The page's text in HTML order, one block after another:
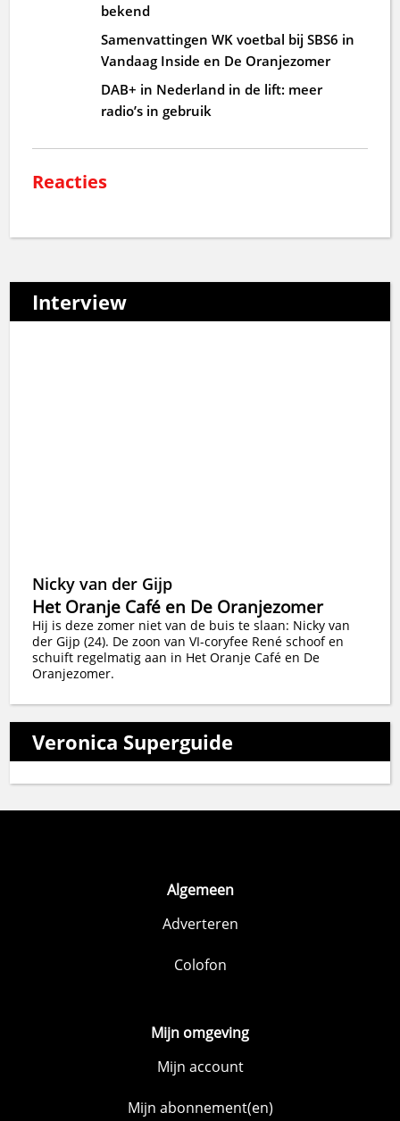
bekend
Samenvattingen WK voetbal bij SBS6 in
Vandaag Inside en De Oranjezomer
DAB+ in Nederland in de lift: meer
radio’s in gebruik
Reacties
Interview
Nicky van der Gijp
Het Oranje Café en De Oranjezomer
Hij is deze zomer niet van de buis te slaan: Nicky van
der Gijp (24). De zoon van VI-coryfee René schoof en
schuift regelmatig aan in Het Oranje Café en De
Oranjezomer.
Veronica Superguide
Algemeen
Adverteren
Colofon
Mijn omgeving
Mijn account
Mijn abonnement(en)